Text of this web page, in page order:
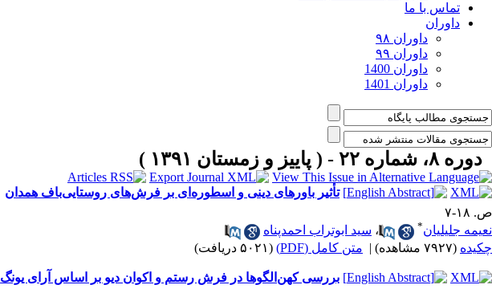
تماس با ما
داوران
داوران ۹۸
داوران ۹۹
داوران 1400
داوران 1401
دوره ۸، شماره ۲۲ - ( پاییز و زمستان ۱۳۹۱ )
تأثیر باورهای دینی و اسطوره‌ای بر فرش‌های روستایی‌باف همدان
ص. ۱۸-۷
نعیمه جلیلیان* ، سید ابوتراب احمدپناه
چکیده (۷۹۲۷ مشاهده) | متن کامل (PDF) (۵۰۲۱ دریافت)
بررسی کهن‌الگوها در فرش رستم و اکوان دیو بر اساس آرای یونگ